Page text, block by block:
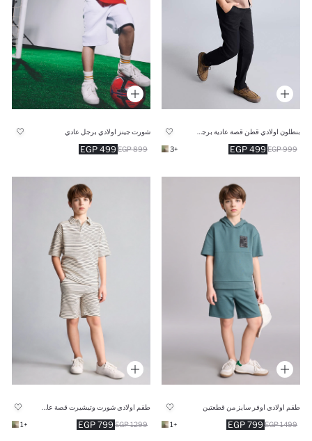
499 EGP 999 EGP
+3
شورت جينز اولادي برجل عادي
499 EGP 899 EGP
طقم اولادي اوفر سايز من قطعتين
799 EGP 1499 EGP
+1
799 EGP 1299 EGP
+1